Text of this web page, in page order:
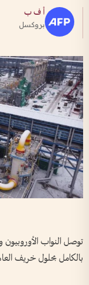
أ ف ب
بروكسل
توصل النواب الأوروبيون
بالكامل بحلول خريف العام 2027، بحسب ما أعلن الطرفان ليل الثلاثاء